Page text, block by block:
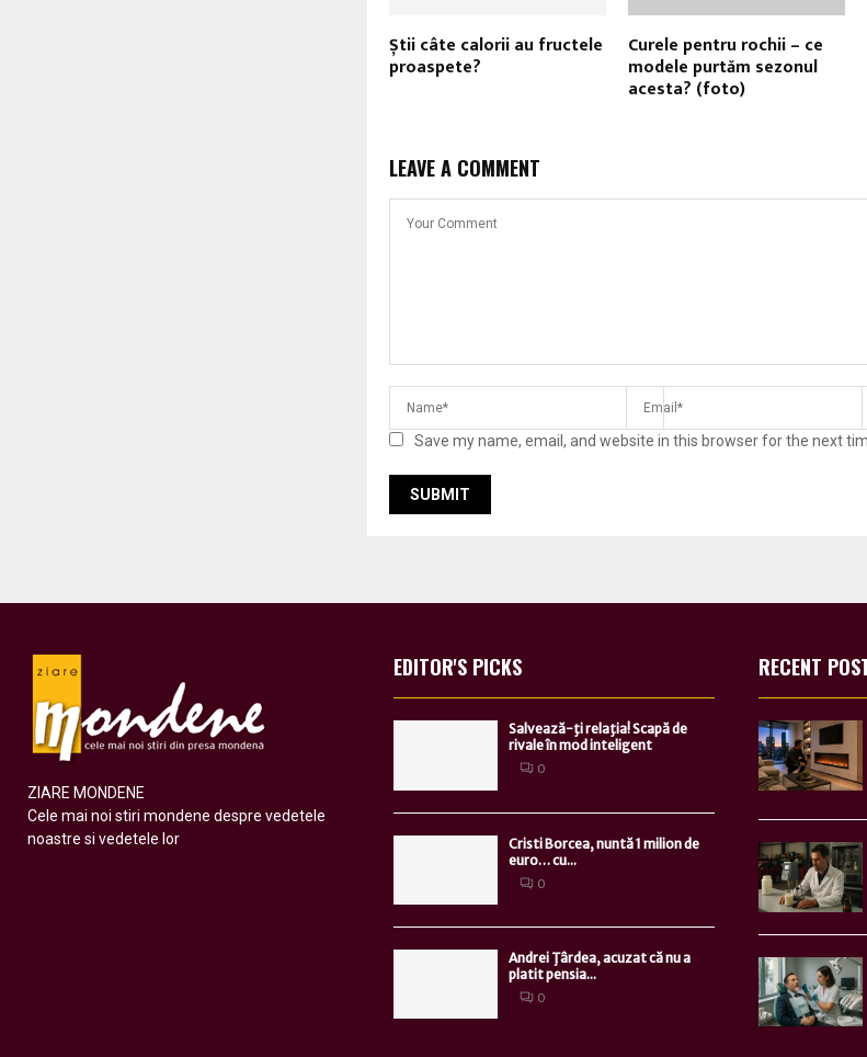
Știi câte calorii au fructele
proaspete?
Curele pentru rochii – ce
modele purtăm sezonul
acesta? (foto)
LEAVE A COMMENT
Save my name, email, and website in this browser for the next
ZIARE MONDENE
Cele mai noi stiri mondene despre vedetele
noastre si vedetele lor
EDITOR'S PICKS
Salvează-ţi relaţia! Scapă de
rivale în mod inteligent
0
Cristi Borcea, nuntă 1 milion de
euro… cu...
0
Andrei Ţârdea, acuzat că nu a
platit pensia...
0
RECENT